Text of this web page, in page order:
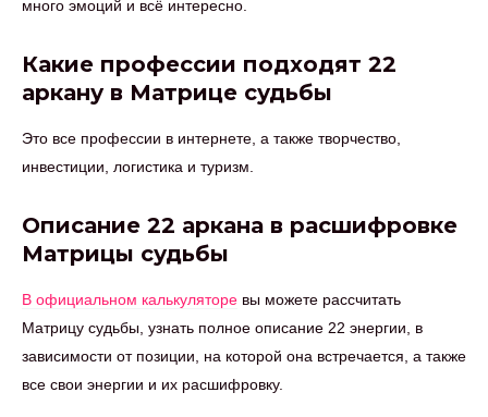
много эмоций и всё интересно.
Какие профессии подходят 22
аркану в Матрице судьбы
Это все профессии в интернете, а также творчество,
инвестиции, логистика и туризм.
Описание 22 аркана в расшифровке
Матрицы судьбы
В официальном калькуляторе вы можете рассчитать
Матрицу судьбы, узнать полное описание 22 энергии, в
зависимости от позиции, на которой она встречается, а также
все свои энергии и их расшифровку.